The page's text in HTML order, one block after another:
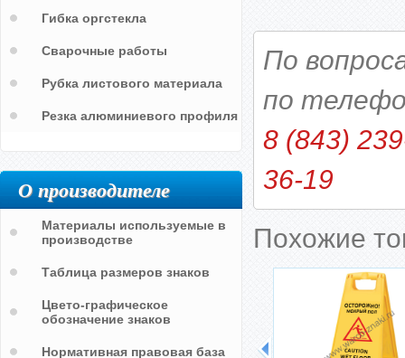
По
по
8 (843)
36-19
Похожие
Гибка оргстекла
Сварочные работы
Рубка листового материала
Резка алюминиевого профиля
О производителе
Материалы используемые в
производстве
Таблица размеров знаков
Цвето-графическое
обозначение знаков
Нормативная правовая база